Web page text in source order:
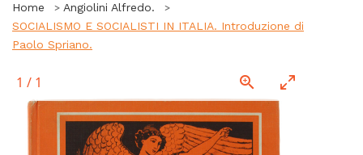
Home
Angiolini Alfredo.
SOCIALISMO E SOCIALISTI IN ITALIA. Introduzione di
Paolo Spriano.
1 / 1